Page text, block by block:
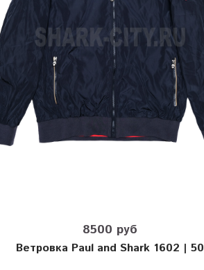
8500 руб
Ветровка Paul and Shark 1602 | 50